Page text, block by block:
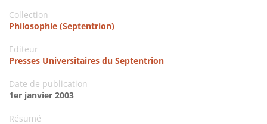
Collection
Philosophie (Septentrion)
Editeur
Presses Universitaires du Septentrion
Date de publication
1er janvier 2003
Résumé